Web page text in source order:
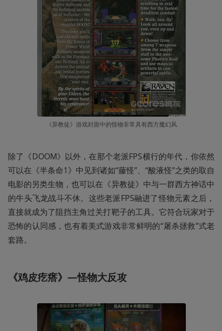
《异教徒》游戏封面中的怪物非常具有西方魔幻风
除了《DOOM》以外，在那个老派FPS横行的年代，你依然
可以在《半条命1》中见到诸如“藤怪”、“酸液怪”之类的取自
电影的另类生物，也可以在《异教徒》中与一群西方神话中
的牛头飞龙战斗不休。这些老派FPS融进了怪物元素之后，
直接就成为了阻挡主角过关打靶子的工具。它符合玩家对于
恐怖的认同感，也有着美式游戏非常鲜明的“屠杀拯救”式老
套路。
《鸡皮疙瘩》—怪物大反攻